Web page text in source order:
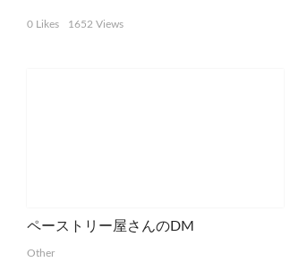
0 Likes 1652 Views
ペーストリー屋さんのDM
Other